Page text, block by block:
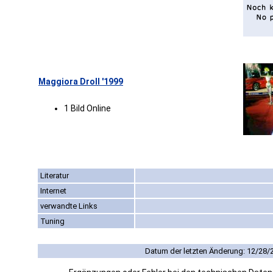
Maggiora Droll '1999
1 Bild Online
Literatur
Internet
verwandte Links
Tuning
Datum der letzten Änderung: 12/28/